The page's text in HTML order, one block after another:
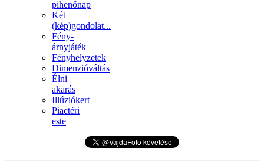
pihenőnap
Két
(kép)gondolat...
Fény-
árnyjáték
Fényhelyzetek
Dimenzióváltás
Élni
akarás
Illúziókert
Piactéri
este